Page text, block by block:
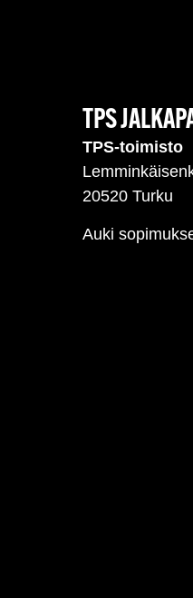
TPS
TPS-toimisto
20520 Turku
Auki